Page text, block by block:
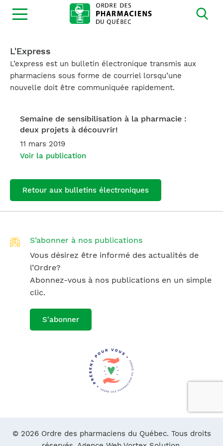
Ouvrir
la
L'Express
L’express est un bulletin électronique transmis aux
pharmaciens sous forme de courriel lorsqu’une
nouvelle doit être communiquée rapidement.
Semaine de sensibilisation à la pharmacie :
deux projets à découvrir!
11 mars 2019
Voir la publication
Retour aux bulletins électroniques
S’abonner à nos publications
Vous désirez être informé des actualités de
l’Ordre?
Abonnez-vous à nos publications en un simple
clic.
S'abonner
© 2026 Ordre des pharmaciens du Québec. Tous droits